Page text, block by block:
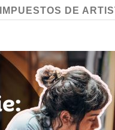
IMPUESTOS DE